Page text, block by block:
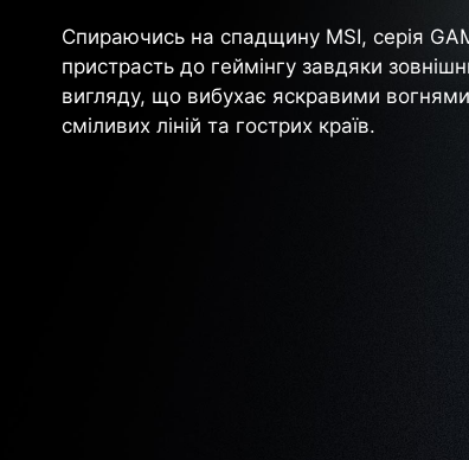
Спираючись на спадщину MSI, серія
пристрасть до геймінгу завдяки
вигляду, що вибухає яскравими
сміливих ліній та гострих країв.